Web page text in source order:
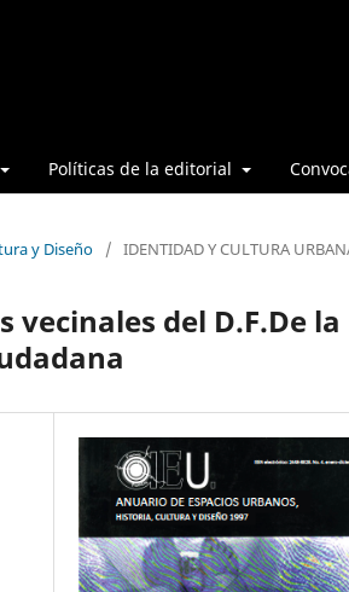
Políticas de la editorial
y Diseño / IDENTIDAD Y CULTURA
del D.F.De la